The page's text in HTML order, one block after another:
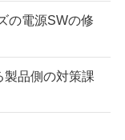
の電源SWの修
品側の対策課